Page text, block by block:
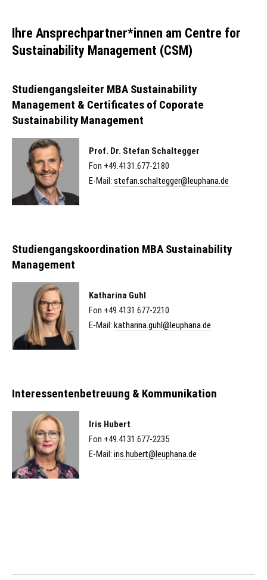
Ihre Ansprechpartner*innen am Centre for
Sustainability Management (CSM)
Studiengangsleiter MBA Sustainability
Management & Certificates of Coporate
Sustainability Management
Prof. Dr. Stefan Schaltegger
Fon +49.4131.677-2180
E-Mail: stefan.schaltegger@leuphana.de
Studiengangskoordination MBA Sustainability
Management
Katharina Guhl
Fon +49.4131.677-2210
E-Mail: katharina.guhl@leuphana.de
Interessentenbetreuung & Kommunikation
Iris Hubert
Fon +49.4131.677-2235
E-Mail: iris.hubert@leuphana.de